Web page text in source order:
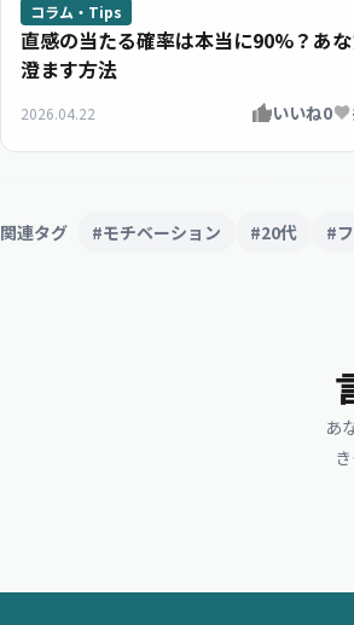
コラム・Tips
直感の当たる確率は本当に90%？あ
澄ます方法
2026.04.22 いいね0
関連タグ #モチベーション #20代 #
あ